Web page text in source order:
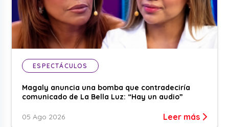
ESPECTÁCULOS
Magaly anuncia una bomba que contradeciría
comunicado de La Bella Luz: “Hay un audio”
05 Ago 2026 Leer más